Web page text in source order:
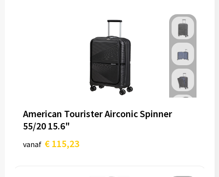
American Tourister Airconic Spinner
55/20 15.6"
vanaf € 115,23